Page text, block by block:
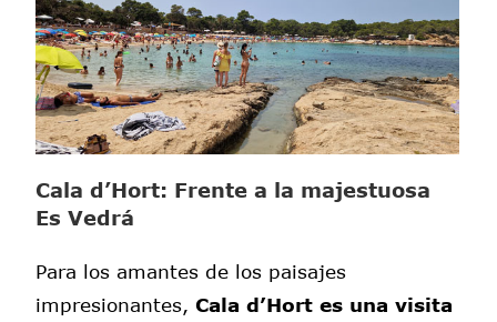
Cala d’Hort: Frente a la majestuosa
Es Vedrá
Para los amantes de los paisajes
impresionantes,Cala d’Hort es una visita